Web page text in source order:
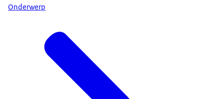
Onderwerp